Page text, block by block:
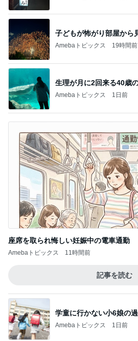
子どもが怖がり部屋から
Amebaトピックス 19時間前
生理が月に2回来る40歳
Amebaトピックス 1日前
座席を取られ悔しい妊娠中の電車通勤
Amebaトピックス 11時間前
記事を読む
学童に行かない小6娘の
Amebaトピックス 1日前